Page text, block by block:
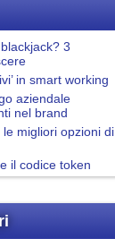
3
in smart working
aziendale
nel brand
migliori opzioni di
il codice token